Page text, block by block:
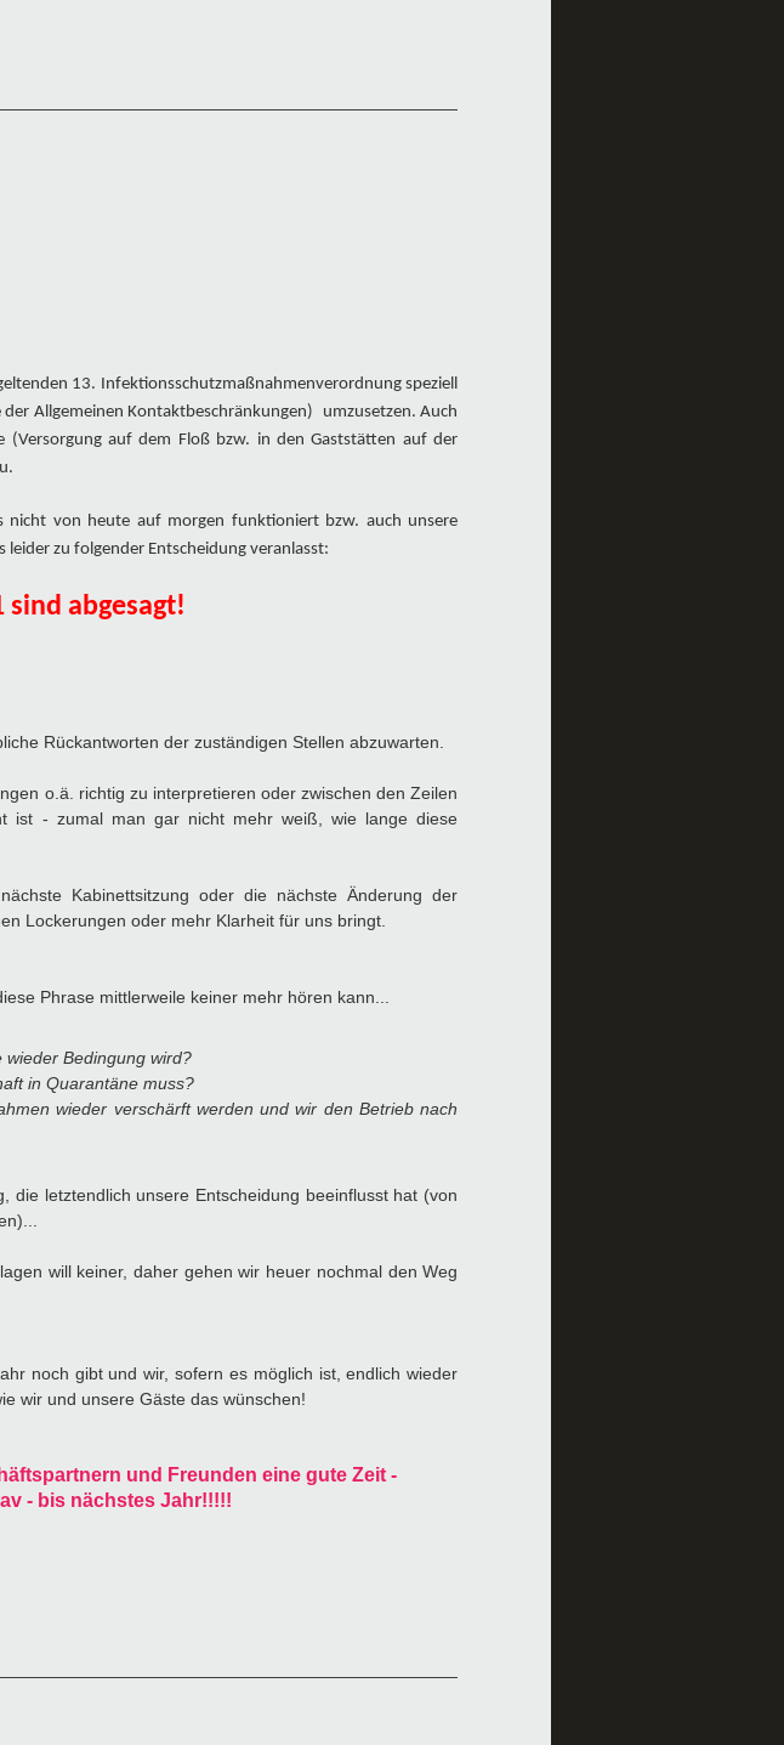
13. Infektionsschutzmaßnahmenverordnung speziell
Allgemeinen Kontaktbeschränkungen) umzusetzen. Auch
auf dem Floß bzw. in den Gaststätten auf der
nicht von heute auf morgen funktioniert bzw. auch unsere
zu folgender Entscheidung veranlasst:
abgesagt!
Rückantworten der zuständigen Stellen abzuwarten.
o.ä. richtig zu interpretieren oder zwischen den Zeilen
ist - zumal man gar nicht mehr weiß, wie lange diese
Kabinettsitzung oder die nächste Änderung der
Lockerungen oder mehr Klarheit für uns bringt.
Phrase mittlerweile keiner mehr hören kann...
Bedingung wird?
in Quarantäne muss?
wieder verschärft werden und wir den Betrieb nach
die letztendlich unsere Entscheidung beeinflusst hat (von
will keiner, daher gehen wir heuer nochmal den Weg
noch gibt und wir, sofern es möglich ist, endlich wieder
wir und unsere Gäste das wünschen!
und Freunden eine gute Zeit -
- bis nächstes Jahr!!!!!